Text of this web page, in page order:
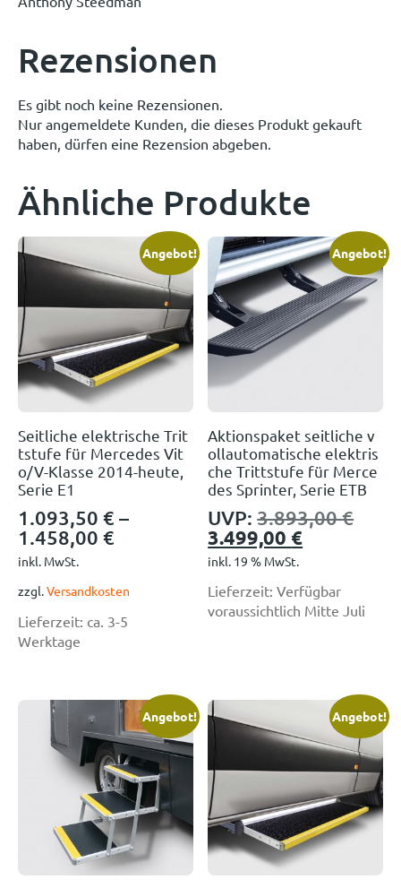
Rezensionen
Es gibt noch keine Rezensionen.
Nur angemeldete Kunden, die dieses Produkt gekauft
haben, dürfen eine Rezension abgeben.
Ähnliche Produkte
Angebot!
Seitliche elektrische Trit
tstufe für Mercedes Vit
o/V-Klasse 2014-heute,
Serie E1
1.093,50 € –
1.458,00 €
inkl. MwSt.
zzgl.Versandkosten
Lieferzeit: ca. 3-5
Werktage
Angebot!
Aktionspaket seitliche v
ollautomatische elektris
che Trittstufe für Merce
des Sprinter, Serie ETB
UVP: 3.893,00€
3.499,00 €
inkl. 19 % MwSt.
Lieferzeit:Verfügbar
voraussichtlich Mitte Juli
Angebot! Angebot!